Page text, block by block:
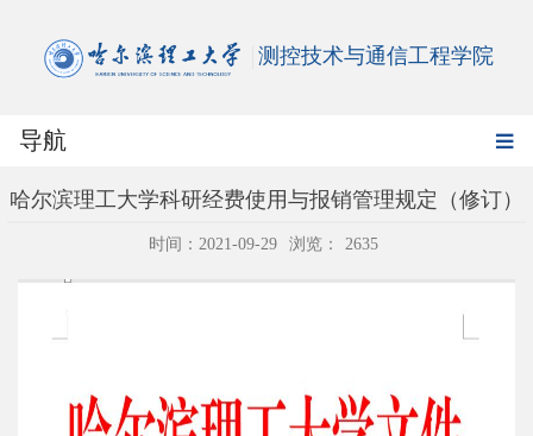
测控技术与通信工程学院
导航
哈尔滨理工大学科研经费使用与报销管理规定（修订）
时间：2021-09-29 浏览： 2635